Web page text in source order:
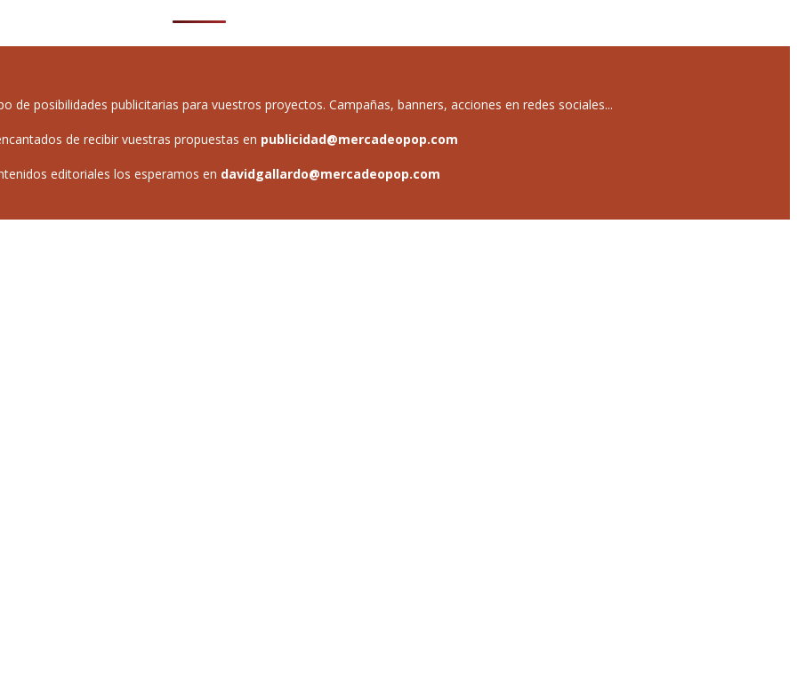
de posibilidades publicitarias para vuestros proyectos. Campañas, banners, acciones en redes sociales...
de recibir vuestras propuestas en publicidad@mercadeopop.com
editoriales los esperamos en davidgallardo@mercadeopop.com